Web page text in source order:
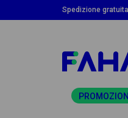
Spedizione
PROMOZIONI